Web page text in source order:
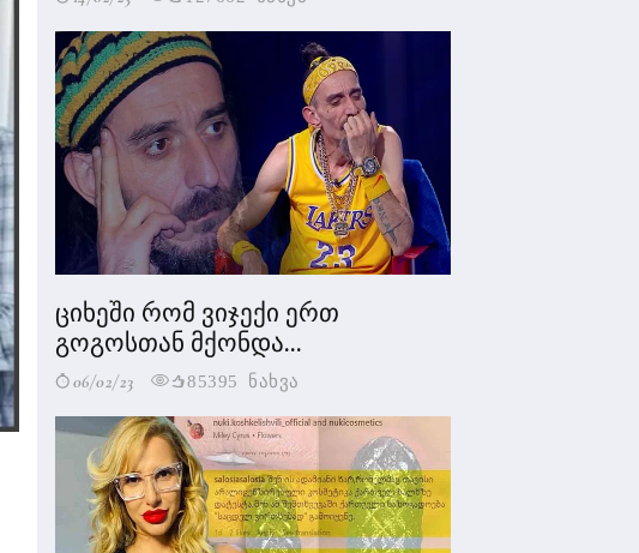
ციხეში რომ ვიჯექი ერთ
გოგოსთან მქონდა...
06/02/23 85395 ნახვა